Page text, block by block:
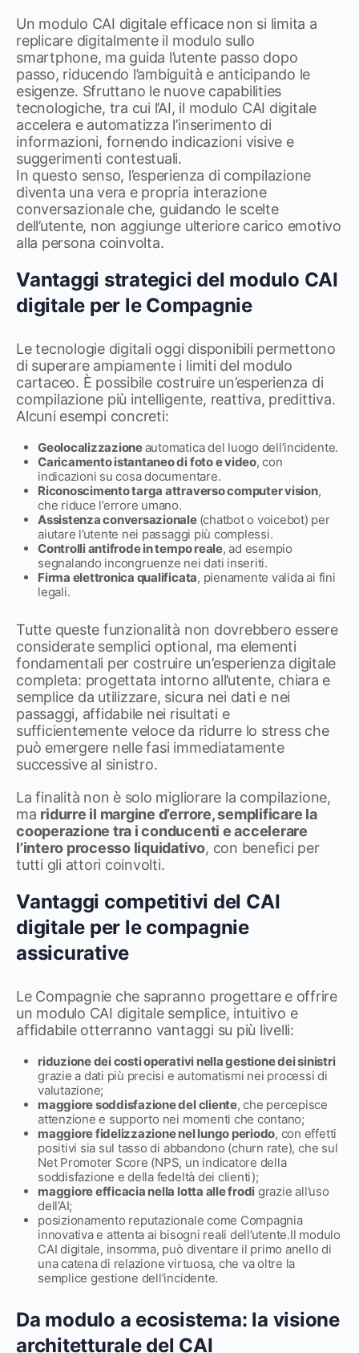
Un modulo CAI digitale efficace non si limita a
replicare digitalmente il modulo sullo
smartphone, ma guida l’utente passo dopo
passo, riducendo l’ambiguità e anticipando le
esigenze. Sfruttano le nuove capabilities
tecnologiche, tra cui l’AI, il modulo CAI digitale
accelera e automatizza l’inserimento di
informazioni, fornendo indicazioni visive e
suggerimenti contestuali.
In questo senso, l’esperienza di compilazione
diventa una vera e propria interazione
conversazionale che, guidando le scelte
dell’utente, non aggiunge ulteriore carico emotivo
alla persona coinvolta.
Vantaggi strategici del modulo CAI
digitale per le Compagnie
Le tecnologie digitali oggi disponibili permettono
di superare ampiamente i limiti del modulo
cartaceo. È possibile costruire un’esperienza di
compilazione più intelligente, reattiva, predittiva.
Alcuni esempi concreti:
Geolocalizzazioneautomatica del luogo dell’incidente.
Caricamento istantaneo di foto e video, con
indicazioni su cosa documentare.
Riconoscimento targa attraverso computer vision,
che riduce l’errore umano.
Assistenza conversazionale (chatbot o voicebot) per
aiutare l’utente nei passaggi più complessi.
Controlli antifrode in tempo reale, ad esempio
segnalando incongruenze nei dati inseriti.
Firma elettronica qualificata, pienamente valida ai fini
legali.
Tutte queste funzionalità non dovrebbero essere
considerate semplici optional, ma elementi
fondamentali per costruire un’esperienza digitale
completa: progettata intorno all’utente, chiara e
semplice da utilizzare, sicura nei dati e nei
passaggi, affidabile nei risultati e
sufficientemente veloce da ridurre lo stress che
può emergere nelle fasi immediatamente
successive al sinistro.
La finalità non è solo migliorare la compilazione,
ma ridurre il margine d’errore, semplificare la
cooperazione tra i conducenti e accelerare
l’intero processo liquidativo, con benefici per
tutti gli attori coinvolti.
Vantaggi competitivi del CAI
digitale per le compagnie
assicurative
Le Compagnie che sapranno progettare e offrire
un modulo CAI digitale semplice, intuitivo e
affidabile otterranno vantaggi su più livelli:
riduzione dei costi operativi nella gestione dei sinistri
grazie a dati più precisi e automatismi nei processi di
valutazione;
maggiore soddisfazione del cliente, che percepisce
attenzione e supporto nei momenti che contano;
maggiore fidelizzazione nel lungo periodo, con effetti
positivi sia sul tasso di abbandono (churn rate), che sul
Net Promoter Score (NPS, un indicatore della
soddisfazione e della fedeltà dei clienti);
maggiore efficacia nella lotta alle frodi grazie all’uso
dell’AI;
posizionamento reputazionale come Compagnia
innovativa e attenta ai bisogni reali dell’utente.Il modulo
CAI digitale, insomma, può diventare il primo anello di
una catena di relazione virtuosa, che va oltre la
semplice gestione dell’incidente.
Da modulo a ecosistema: la visione
architetturale del CAI